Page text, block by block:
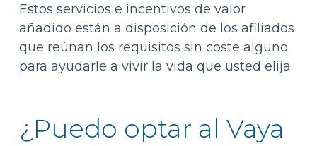
Estos servicios e incentivos de valor
añadido están a disposición de los afiliados
que reúnan los requisitos sin coste alguno
para ayudarle a vivir la vida que usted elija.
¿Puedo optar al Vaya